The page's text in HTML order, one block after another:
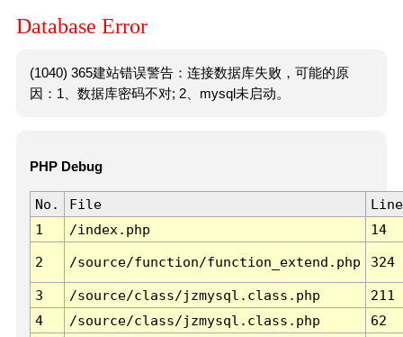
Database Error
(1040) 365建站错误警告：连接数据库失败，可能的原
因：1、数据库密码不对; 2、mysql未启动。
PHP Debug
No. File
Line
1
/index.php 14
2 /source/function/function_extend.php 324
3 /source/class/jzmysql.class.php
211
4
/source/class/jzmysql.class.php
62